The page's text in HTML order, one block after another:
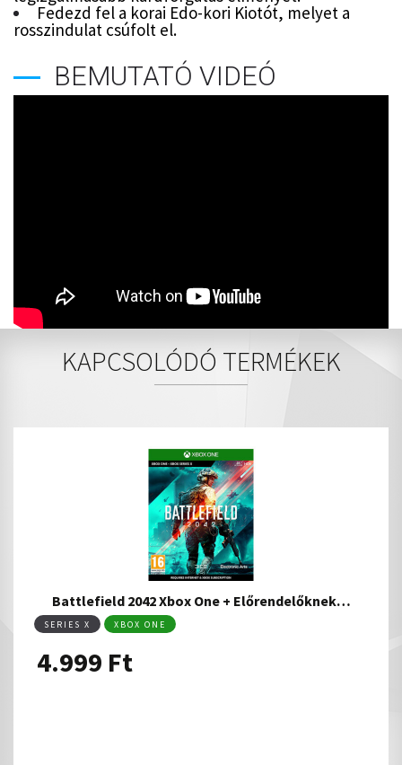
Fedezd fel a korai Edo-kori Kiotót, melyet a
rosszindulat csúfolt el.
BEMUTATÓ VIDEÓ
KAPCSOLÓDÓ TERMÉKEK
Battlefield 2042 Xbox One + Előrendelőknek…
SERIES X XBOX ONE
4.999 Ft